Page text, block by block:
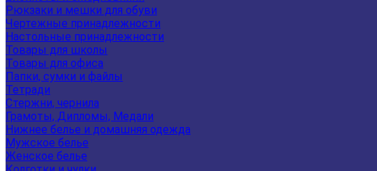
Рюкзаки и мешки для обуви
Чертежные принадлежности
Настольные принадлежности
Товары для школы
Товары для офиса
Папки, сумки и файлы
Тетради
Стержни, чернила
Грамоты, Дипломы, Медали
Нижнее белье и домашняя одежда
Мужское белье
Женское белье